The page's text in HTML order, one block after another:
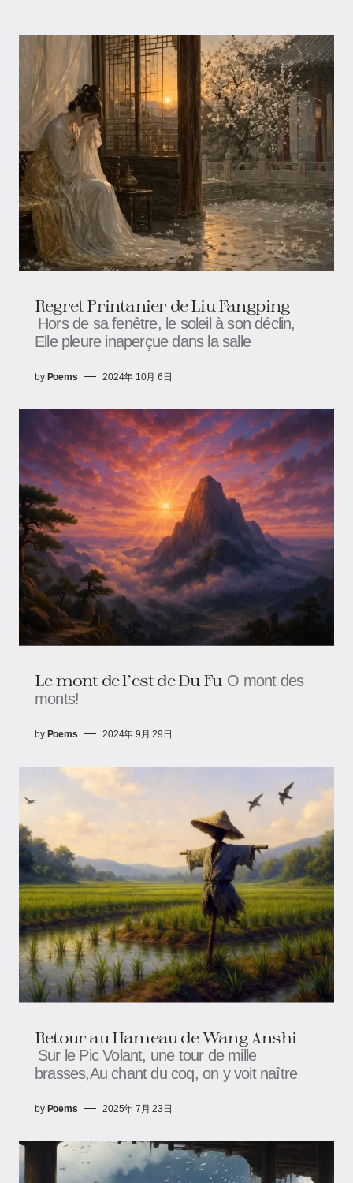
Regret Printanier de Liu Fangping
Hors de sa fenêtre, le soleil à son déclin,
Elle pleure inaperçue dans la salle
by Poems 2024年 10月 6日
Le mont de l’est de Du Fu O mont des
monts!
by Poems 2024年 9月 29日
Retour au Hameau​​ ​​de Wang Anshi
Sur le Pic Volant, une tour de mille
brasses,Au chant du coq, on y voit naître
by Poems 2025年 7月 23日